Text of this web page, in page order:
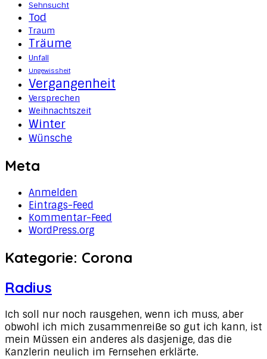
Sehnsucht
Tod
Traum
Träume
Unfall
Ungewissheit
Vergangenheit
Versprechen
Weihnachtszeit
Winter
Wünsche
Meta
Anmelden
Eintrags-Feed
Kommentar-Feed
WordPress.org
Kategorie: Corona
Radius
Ich soll nur noch rausgehen, wenn ich muss, aber
obwohl ich mich zusammenreiße so gut ich kann, ist
mein Müssen ein anderes als dasjenige, das die
Kanzlerin neulich im Fernsehen erklärte.